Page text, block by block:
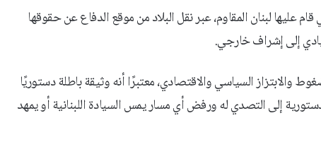
عليها لبنان المقاوم، عبر نقل البلاد من موقع الدفاع عن حقوقها
إلى إشراف خارجي.
السياسي والاقتصادي، معتبرًا أنه وثيقة باطلة دستوريًا
إلى التصدي له ورفض أي مسار يمس السيادة اللبنانية أو يمهد